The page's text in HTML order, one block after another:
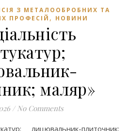
З МЕТАЛООБРОБНИХ ТА
ПРОФЕСІЙ , НОВИНИ
маляр»
/ No Comments